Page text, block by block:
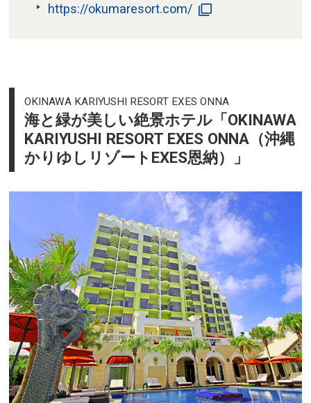
https://okumaresort.com/
OKINAWA KARIYUSHI RESORT EXES ONNA
海と緑が美しい絶景ホテル「OKINAWA
KARIYUSHI RESORT EXES ONNA（沖縄
かりゆしリゾートEXES恩納）」